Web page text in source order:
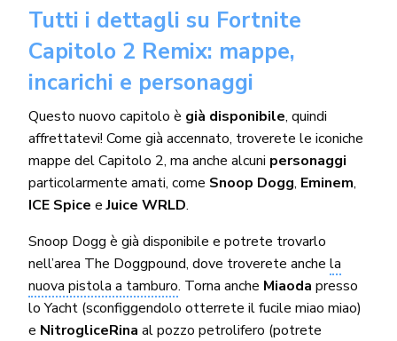
Tutti i dettagli su Fortnite
Capitolo 2 Remix: mappe,
incarichi e personaggi
Questo nuovo capitolo è già disponibile, quindi
affrettatevi! Come già accennato, troverete le iconiche
mappe del Capitolo 2, ma anche alcuni personaggi
particolarmente amati, come Snoop Dogg, Eminem,
ICE Spice eJuice WRLD.
Snoop Dogg è già disponibile e potrete trovarlo
nell’area The Doggpound, dove troverete anchela
nuova pistola a tamburo. Torna anche Miaoda presso
lo Yacht (sconfiggendolo otterrete il fucile miao miao)
e NitrogliceRina al pozzo petrolifero (potrete